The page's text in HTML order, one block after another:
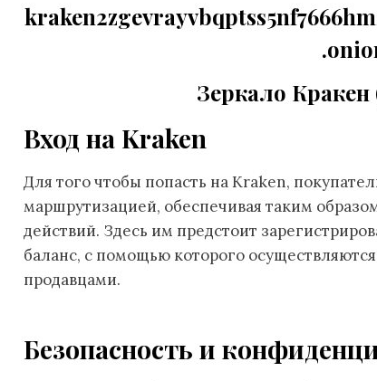
Зеркало Кракен
Вход на Kraken
Для того чтобы попасть на Kraken,
маршрутизацией, обеспечивая таким
действий. Здесь им предстоит
баланс, с помощью которого
продавцами.
Безопасность и